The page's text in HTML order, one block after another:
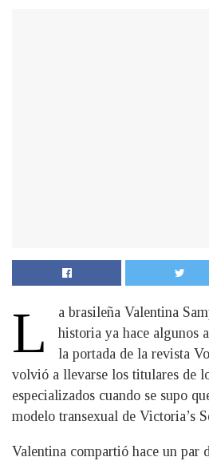
L
a brasileña Valentina
historia ya hace algunos
la portada de la revista
volvió a llevarse los titulares de
especializados cuando se supo
modelo transexual de Victoria’s
Valentina compartió hace un par